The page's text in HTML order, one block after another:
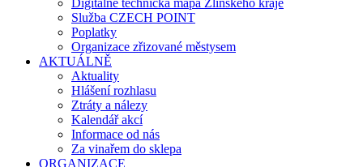
Digitálně technická mapa Zlínského kraje
Služba CZECH POINT
Poplatky
Organizace zřizované městysem
AKTUÁLNĚ
Aktuality
Hlášení rozhlasu
Ztráty a nálezy
Kalendář akcí
Informace od nás
Za vinařem do sklepa
ORGANIZACE